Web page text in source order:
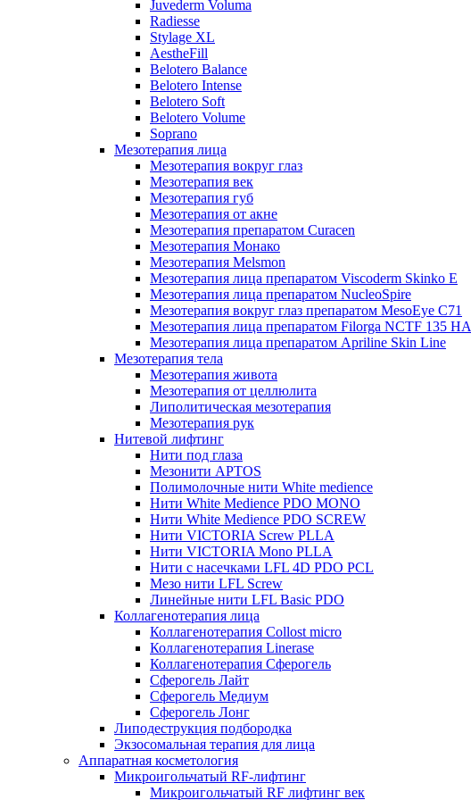
Juvederm Voluma
Radiesse
Stylage XL
AestheFill
Belotero Balance
Belotero Intense
Belotero Soft
Belotero Volume
Soprano
Мезотерапия лица
Мезотерапия вокруг глаз
Мезотерапия век
Мезотерапия губ
Мезотерапия от акне
Мезотерапия препаратом Curacen
Мезотерапия Монако
Мезотерапия Melsmon
Мезотерапия лица препаратом Viscoderm Skinko E
Мезотерапия лица препаратом NucleoSpire
Мезотерапия вокруг глаз препаратом MesoEye С71
Мезотерапия лица препаратом Filorga NCTF 135 HA
Мезотерапия лица препаратом Apriline Skin Line
Мезотерапия тела
Мезотерапия живота
Мезотерапия от целлюлита
Липолитическая мезотерапия
Мезотерапия рук
Нитевой лифтинг
Нити под глаза
Мезонити APTOS
Полимолочные нити White medience
Нити White Medience PDO MONO
Нити White Medience PDO SCREW
Нити VICTORIA Screw PLLA
Нити VICTORIA Mono PLLA
Нити с насечками LFL 4D PDO PCL
Мезо нити LFL Screw
Линейные нити LFL Basic PDO
Коллагенотерапия лица
Коллагенотерапия Collost micro
Коллагенотерапия Linerase
Коллагенотерапия Сферогель
Сферогель Лайт
Сферогель Медиум
Сферогель Лонг
Липодеструкция подбородка
Экзосомальная терапия для лица
Аппаратная косметология
Микроигольчатый RF-лифтинг
Микроигольчатый RF лифтинг век